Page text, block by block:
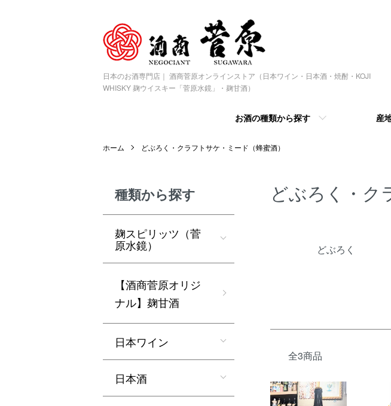
日本のお酒専門店｜ 酒商菅原オンラインストア（日本ワイン・日本酒・焼酎・KOJI
WHISKY 麹ウイスキー「菅原水鏡」・麹甘酒）
お酒の種類から探す 産
ホーム どぶろく・クラフトサケ・ミード（蜂蜜酒）
どぶろく・ク
どぶろく
全3商品
種類から探す
麹スピリッツ（菅
原水鏡）
【酒商菅原オリジ
ナル】麹甘酒
日本ワイン
日本酒